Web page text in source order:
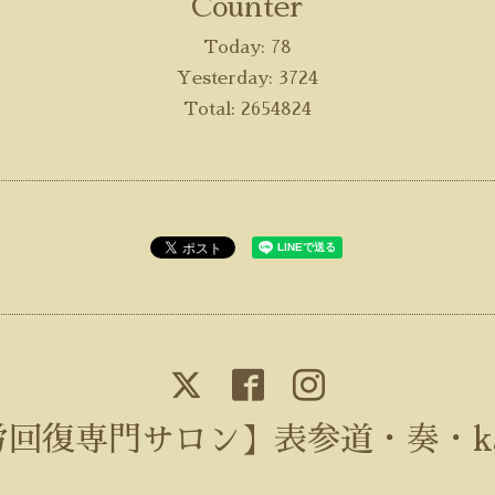
Counter
Today: 78
Yesterday: 3724
Total: 2654824
回復専門サロン】表参道・奏・